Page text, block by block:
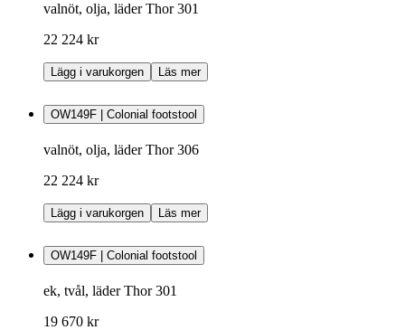
valnöt, olja, läder Thor 301
22 224 kr
Lägg i varukorgen Läs mer
OW149F | Colonial footstool
valnöt, olja, läder Thor 306
22 224 kr
Lägg i varukorgen Läs mer
OW149F | Colonial footstool
ek, tvål, läder Thor 301
19 670 kr